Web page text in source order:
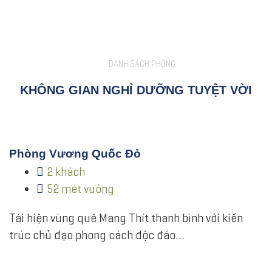
DANH SÁCH PHÒNG
KHÔNG GIAN NGHỈ DƯỠNG TUYỆT VỜI
Phòng Vương Quốc Đỏ
2 khách
52 mét vuông
Tái hiện vùng quê Mang Thít thanh bình với kiến
trúc chủ đạo phong cách độc đáo…